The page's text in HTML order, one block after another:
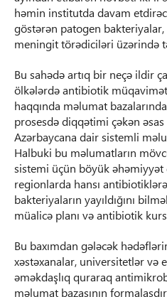
həmin institutda davam
göstərən patogen bakteriyalar,
meningit törədiciləri üzərində
Bu sahədə artıq bir neçə ildir
ölkələrdə antibiotik
haqqında məlumat
prosesdə diqqətimi çəkən
Azərbaycana dair sistemli
Halbuki bu məlumatların
sistemi üçün böyük əhəmiyyət
regionlarda hansı
bakteriyaların yayıldığını
müalicə planı və antibiotik
Bu baxımdan gələcək
xəstəxanalar, universitetlər və
əməkdaşlıq quraraq
məlumat bazasının